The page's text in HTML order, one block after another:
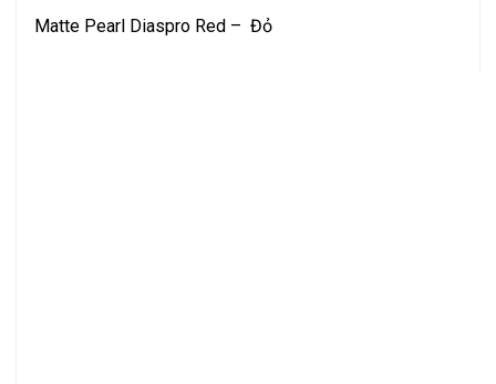
Matte Pearl Diaspro Red – Đỏ